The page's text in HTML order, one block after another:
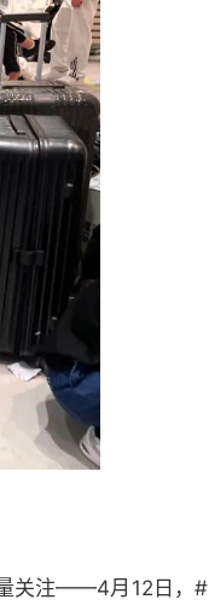
量关注——4月12日，#